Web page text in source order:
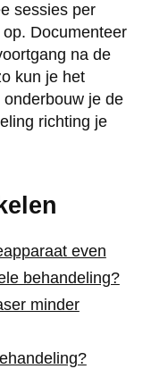
sessies per
Documenteer
na de
kun je het
je de
richting je
even
behandeling?
minder